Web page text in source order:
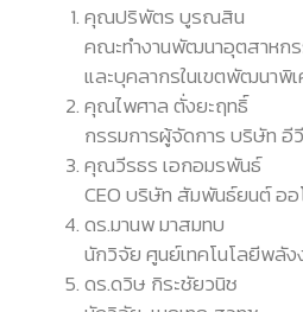
คุณปริพัตร บูรณสิน
คณะทำงานพัฒนาอุตสาหก
และบุคลากรในเขตพัฒนาพิ
คุณไพศาล ตั่งยะฤทธิ์
กรรมการผู้จัดการ บริษัท อี
คุณวีรธร เอกอมรพันธ์
CEO บริษัท สัมพันธ์ยนต์ ออ
ดร.มานพ มาสมทบ
นักวิจัย ศูนย์เทคโนโลยีพลัง
ดร.ดวิษ กิระชัยวนิช